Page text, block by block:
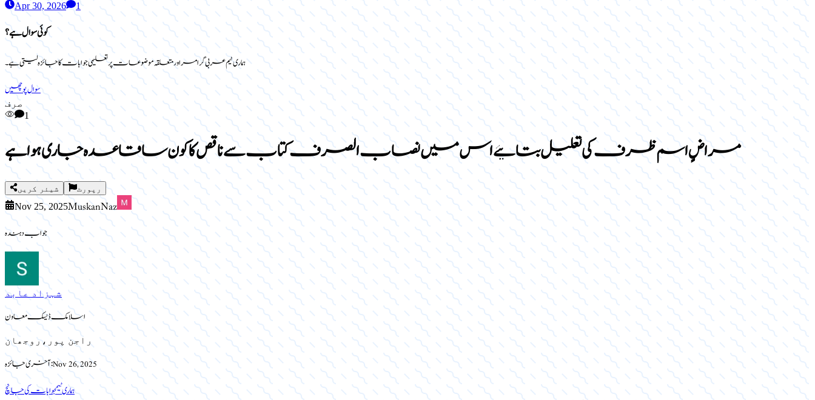
Apr 30, 2026 1
کوئی سوال ہے؟
ہماری ٹیم عربی گرامر اور متعلقہ موضوعات پر تعلیمی جوابات کا جائزہ لیتی ہے۔
سوال پوچھیں
صرف
1
مراضٍ اسم ظرف کی تعلیل بتائیے اس میں نصاب الصرف کتاب سے ناقص کا کون سا قاعدہ جاری ہوا ہے
شیئر کریں رپورٹ
Nov 25, 2025Muskan Naz
جواب دہندہ
شہزاد عابد
اسلامک ڈیسک معاون
راجن پور،روجھان
آخری جائزہ:Nov 26, 2025
ہماری ٹیمجوابات کی جانچ